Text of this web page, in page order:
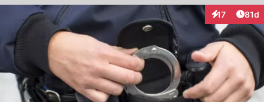
17
Interaktionen
81d